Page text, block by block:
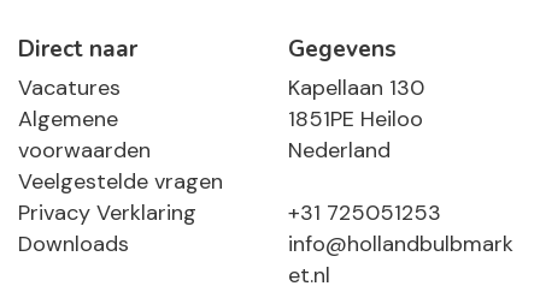
Direct naar
Vacatures
Algemene
voorwaarden
Veelgestelde vragen
Privacy Verklaring
Downloads
Gegevens
Kapellaan 130
1851PE Heiloo
Nederland
+31 725051253
info@hollandbulbmark
et.nl